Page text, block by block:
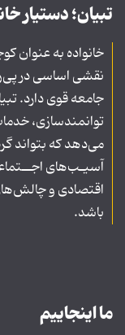
تبیان؛ دستیار
خانواده به عنوان
نقشی اساسی در
جامعه قوی دارد.
توانمندسازی،
می‌دهد که بتواند
آسیـب‌های
اقتصادی و
باشد.
ما اینجاییم